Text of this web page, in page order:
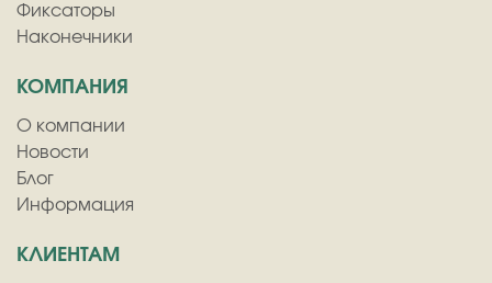
Фиксаторы
Наконечники
КОМПАНИЯ
О компании
Новости
Блог
Информация
КЛИЕНТАМ